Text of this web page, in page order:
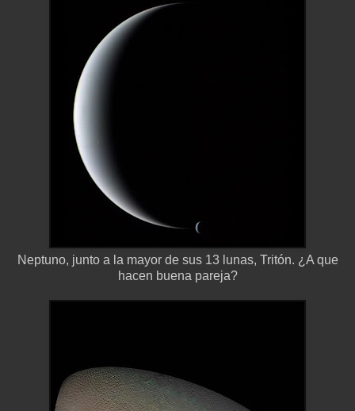
Neptuno, junto a la mayor de sus 13 lunas, Tritón. ¿A que
hacen buena pareja?